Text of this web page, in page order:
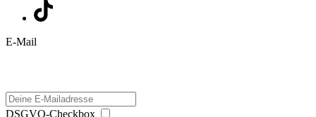
E-Mail
DSGVO-Checkbox